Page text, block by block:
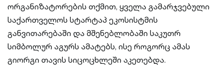
ორგანიზატორების თქმით, ყველა გამარჯვებული
საქართველოს სტარტაპ ეკოსისტმის
განვითარებაში და მშენებლობაში საკუთრ
სიმბოლურ აგურს ამატებს, ისე როგორც ამას
გიორგი თავის სიცოცხლეში აკეთებდა.